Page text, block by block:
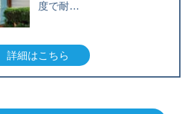
度で耐…
詳細はこちら